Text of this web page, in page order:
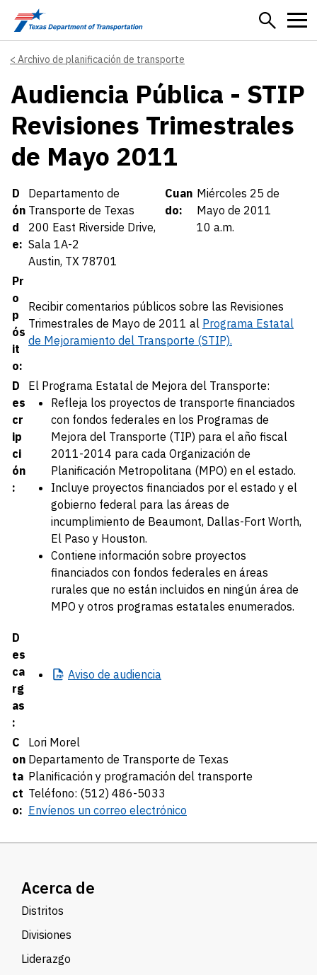
Skip to main content
Archivo de planificación de transporte
Audiencia Pública - STIP
Revisiones Trimestrales
de Mayo 2011
Details
D
ón
d
e:
Departamento de
Transporte de Texas
200 East Riverside Drive,
Sala 1A-2
Austin, TX 78701
Cuan
do:
Miércoles 25 de
Mayo de 2011
10 a.m.
Pr
o
p
ós
it
o:
Recibir comentarios públicos sobre las Revisiones
Trimestrales de Mayo de 2011 al Programa Estatal
de Mejoramiento del Transporte (STIP).
D
es
cr
ip
ci
ón
:
El Programa Estatal de Mejora del Transporte:
Refleja los proyectos de transporte financiados
con fondos federales en los Programas de
Mejora del Transporte (TIP) para el año fiscal
2011-2014 para cada Organización de
Planificación Metropolitana (MPO) en el estado.
Incluye proyectos financiados por el estado y el
gobierno federal para las áreas de
incumplimiento de Beaumont, Dallas-Fort Worth,
El Paso y Houston.
Contiene información sobre proyectos
financiados con fondos federales en áreas
rurales que no están incluidos en ningún área de
MPO y otros programas estatales enumerados.
D
es
ca
rg
as
:
Aviso de audiencia
C
on
ta
ct
o:
Lori Morel
Departamento de Transporte de Texas
Planificación y programación del transporte
Teléfono: (512) 486-5033
Envíenos un correo electrónico
Acerca de
Distritos
Divisiones
Liderazgo